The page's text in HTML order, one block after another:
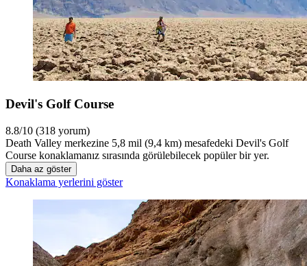
Devil's Golf Course
8.8/10 (318 yorum)
Death Valley merkezine 5,8 mil (9,4 km) mesafedeki Devil's Golf
Course konaklamanız sırasında görülebilecek popüler bir yer.
Daha az göster
Konaklama yerlerini göster